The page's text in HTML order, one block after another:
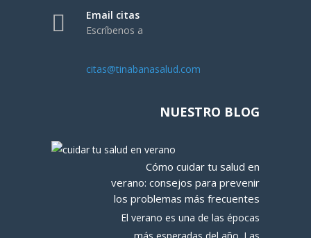
Email citas
Escríbenos a
citas@tinabanasalud.com
NUESTRO BLOG
Cómo cuidar tu salud en
verano: consejos para prevenir
los problemas más frecuentes
El verano es una de las épocas